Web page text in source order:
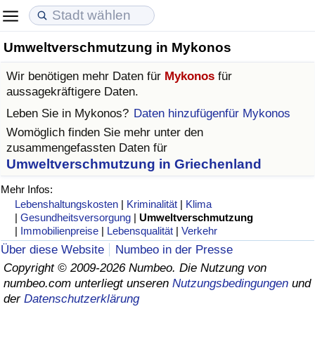
Umweltverschmutzung in Mykonos
Wir benötigen mehr Daten für Mykonos für
aussagekräftigere Daten.
Leben Sie in Mykonos? Daten hinzufügenfür Mykonos
Womöglich finden Sie mehr unter den
zusammengefassten Daten für
Umweltverschmutzung in Griechenland
Mehr Infos:
Lebenshaltungskosten | Kriminalität | Klima
|Gesundheitsversorgung |Umweltverschmutzung
| Immobilienpreise | Lebensqualität |Verkehr
Über diese Website
Numbeo in der Presse
Copyright © 2009-2026 Numbeo. Die Nutzung von
numbeo.com unterliegt unseren Nutzungsbedingungen und
der Datenschutzerklärung
Lebenshaltungskosten
Lebenshaltungskosten-Index (aktuell)
Lebenshaltungskosten-Index
Lebenshaltungskosten-Index nach Land
in Akaba
Immobilienpreise
Immobilienpreis-Index (aktuell)
Immobilienpreis-Index
Immobilienpreis-Index nach Land
Lebensqualität
Lebensqualität-Index
Lebensqualität-Index (aktuell)
Lebensqualitätsindex nach Land
Kriminalität
Kriminalitäts-Index (aktuell)
Kriminalitäts-Index
Kriminalitätsindex nach Land